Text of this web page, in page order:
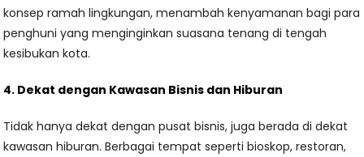
konsep ramah lingkungan, menambah kenyamanan bagi para
penghuni yang menginginkan suasana tenang di tengah
kesibukan kota.
4. Dekat dengan Kawasan Bisnis dan Hiburan
Tidak hanya dekat dengan pusat bisnis, juga berada di dekat
kawasan hiburan. Berbagai tempat seperti bioskop, restoran,